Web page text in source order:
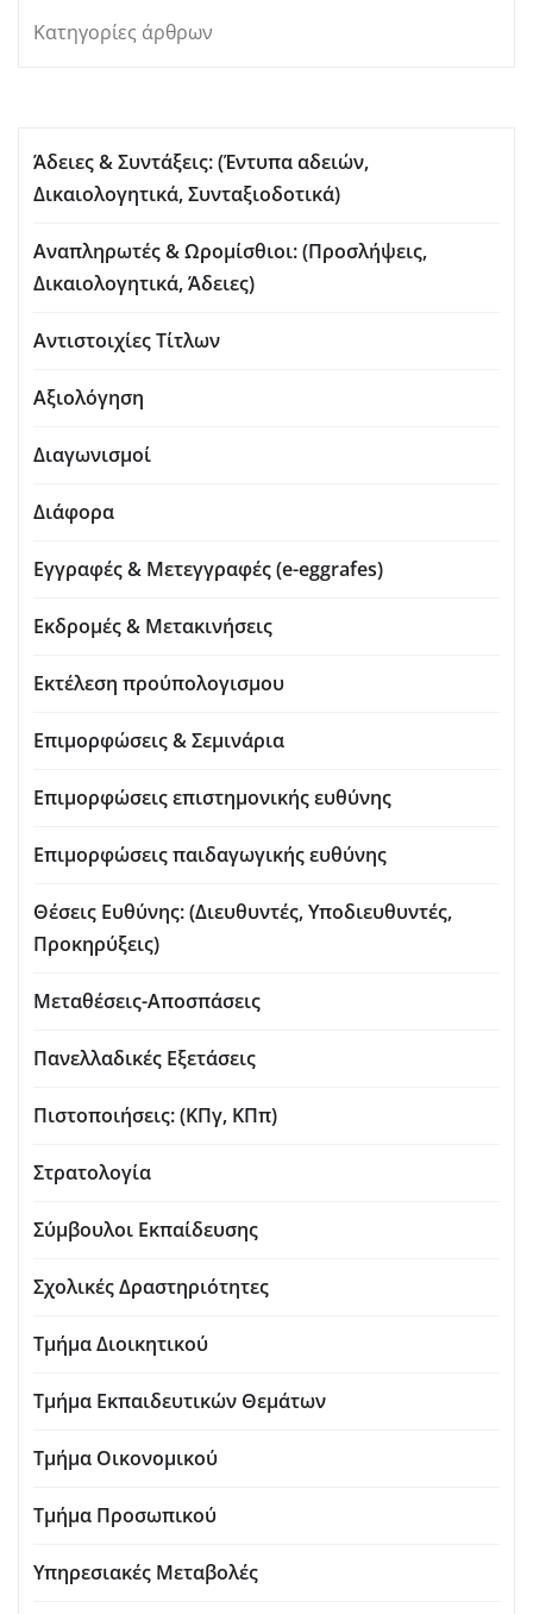
Κατηγορίες άρθρων
Άδειες & Συντάξεις: (Έντυπα αδειών,
Δικαιολογητικά, Συνταξιοδοτικά)
Αναπληρωτές & Ωρομίσθιοι: (Προσλήψεις,
Δικαιολογητικά, Άδειες)
Αντιστοιχίες Τίτλων
Αξιολόγηση
Διαγωνισμοί
Διάφορα
Εγγραφές & Μετεγγραφές (e-eggrafes)
Εκδρομές & Μετακινήσεις
Εκτέλεση προύπολογισμου
Επιμορφώσεις & Σεμινάρια
Επιμορφώσεις επιστημονικής ευθύνης
Επιμορφώσεις παιδαγωγικής ευθύνης
Θέσεις Ευθύνης: (Διευθυντές, Υποδιευθυντές,
Προκηρύξεις)
Μεταθέσεις-Αποσπάσεις
Πανελλαδικές Εξετάσεις
Πιστοποιήσεις: (ΚΠγ, ΚΠπ)
Στρατολογία
Σύμβουλοι Εκπαίδευσης
Σχολικές Δραστηριότητες
Τμήμα Διοικητικού
Τμήμα Εκπαιδευτικών Θεμάτων
Τμήμα Οικονομικού
Τμήμα Προσωπικού
Υπηρεσιακές Μεταβολές